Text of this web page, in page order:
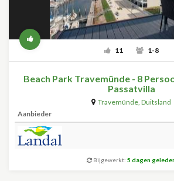
11 1-8
Beach Park Travemünde - 8
Passatvilla
Travemünde, Duitsland
Aanbieder
Bijgewerkt: 5 dagen